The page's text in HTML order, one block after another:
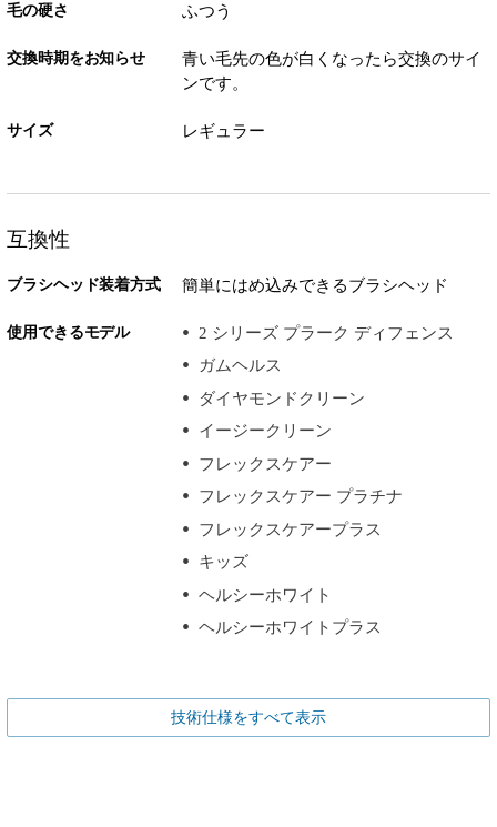
毛の硬さ ふつう
交換時期をお知らせ
青い毛先の色が白くなったら交換のサイ
ンです。
サイズ レギュラー
互換性
ブラシヘッド装着方式 簡単にはめ込みできるブラシヘッド
使用できるモデル
2 シリーズ プラーク ディフェンス
ガムヘルス
ダイヤモンドクリーン
イージークリーン
フレックスケアー
フレックスケアー プラチナ
フレックスケアープラス
キッズ
ヘルシーホワイト
ヘルシーホワイトプラス
技術仕様をすべて表示